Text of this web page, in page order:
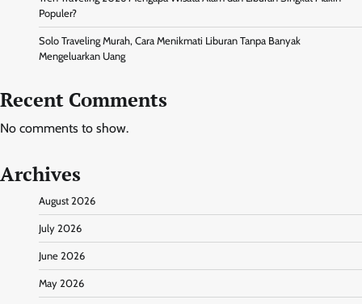
Populer?
Solo Traveling Murah, Cara Menikmati Liburan Tanpa Banyak
Mengeluarkan Uang
Recent Comments
No comments to show.
Archives
August 2026
July 2026
June 2026
May 2026